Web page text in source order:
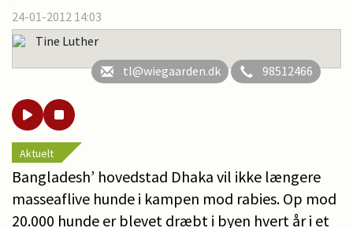
24-01-2012 14:03
Tine Luther
tl@wiegaarden.dk
98512466
Aktuelt
Bangladesh’ hovedstad Dhaka vil ikke længere
masseaflive hunde i kampen mod rabies. Op mod
20.000 hunde er blevet dræbt i byen hvert år i et